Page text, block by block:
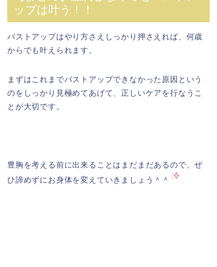
ップは叶う！！
バストアップはやり方さえしっかり押さえれば、何歳
からでも叶えられます。
まずはこれまでバストアップできなかった原因という
のをしっかり見極めてあげて、正しいケアを行なうこ
とが大切です。
豊胸を考える前に出来ることはまだまだあるので、ぜ
ひ諦めずにお身体を変えていきましょう＾＾